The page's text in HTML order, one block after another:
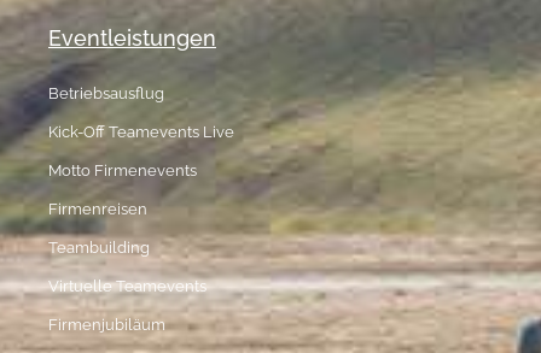
Eventleistungen
Betriebsausflug
Kick-Off Teamevents Live
Motto Firmenevents
Firmenreisen
Teambuilding
Virtuelle Teamevents
Firmenjubiläum